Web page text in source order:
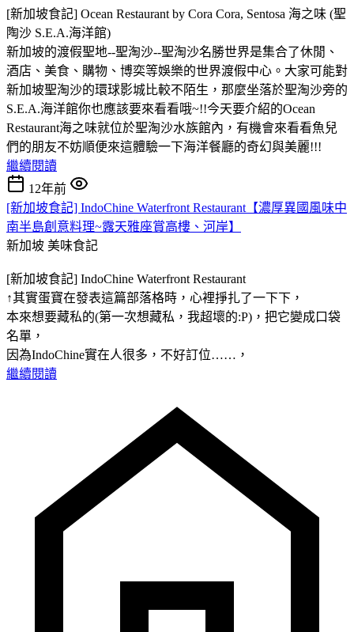
[新加坡食記] Ocean Restaurant by Cora Cora, Sentosa 海之味 (聖
陶沙 S.E.A.海洋館)
新加坡的渡假聖地--聖淘沙--聖淘沙名勝世界是集合了休閒、
酒店、美食、購物、博奕等娛樂的世界渡假中心。大家可能對
新加坡聖淘沙的環球影城比較不陌生，那麼坐落於聖淘沙旁的
S.E.A.海洋館你也應該要來看看哦~!!今天要介紹的Ocean
Restaurant海之味就位於聖淘沙水族館內，有機會來看看魚兒
們的朋友不妨順便來這體驗一下海洋餐廳的奇幻與美麗!!!
繼續閱讀
12年前
[新加坡食記] IndoChine Waterfront Restaurant【濃厚異國風味中
南半島創意料理~露天雅座賞高樓、河岸】
新加坡 美味食記
[新加坡食記] IndoChine Waterfront Restaurant
↑其實蛋寶在發表這篇部落格時，心裡掙扎了一下下，
本來想要藏私的(第一次想藏私，我超壞的:P)，把它變成口袋
名單，
因為IndoChine實在人很多，不好訂位……，
繼續閱讀